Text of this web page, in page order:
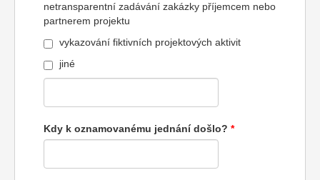
netransparentní zadávání zakázky příjemcem nebo
partnerem projektu
vykazování fiktivních projektových aktivit
jiné
Kdy k oznamovanému jednání došlo?